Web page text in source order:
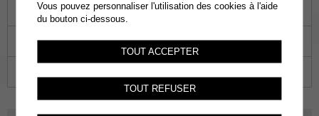
16 17 18 19 20
23 24 25 26 27
Vous pouvez personnaliser l'utilisation des cookies à l'aide
du bouton ci-dessous.
TOUT ACCEPTER
TOUT REFUSER